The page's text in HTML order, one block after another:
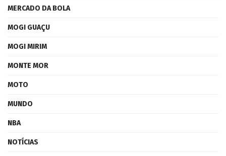
MERCADO DA BOLA
MOGI GUAÇU
MOGI MIRIM
MONTE MOR
MOTO
MUNDO
NBA
NOTÍCIAS